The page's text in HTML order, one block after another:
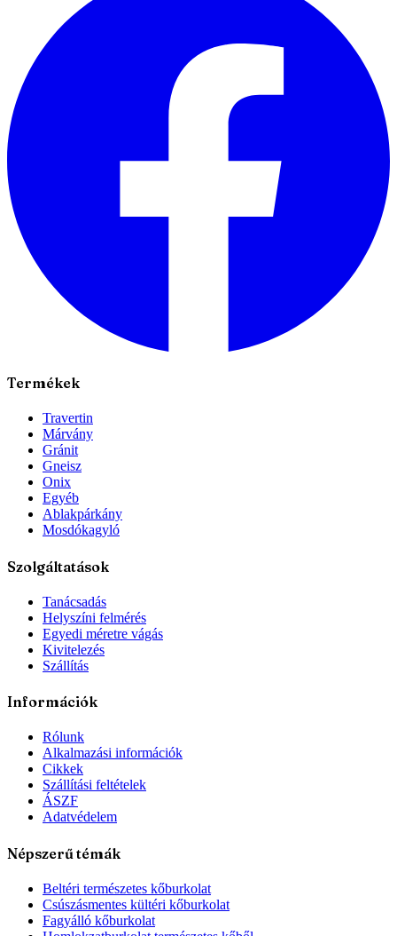
Termékek
Travertin
Márvány
Gránit
Gneisz
Onix
Egyéb
Ablakpárkány
Mosdókagyló
Szolgáltatások
Tanácsadás
Helyszíni felmérés
Egyedi méretre vágás
Kivitelezés
Szállítás
Információk
Rólunk
Alkalmazási információk
Cikkek
Szállítási feltételek
ÁSZF
Adatvédelem
Népszerű témák
Beltéri természetes kőburkolat
Csúszásmentes kültéri kőburkolat
Fagyálló kőburkolat